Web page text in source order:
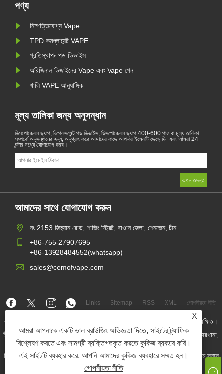
X
আমরা আপনাকে একটি ভাল ব্রাউজিং অভিজ্ঞতা দিতে, সাইটের ট্র্যাফিক
বিশ্লেষণ করতে এবং সামগ্রী ব্যক্তিগতকৃত করতে কুকিজ ব্যবহার করি।
এই সাইটটি ব্যবহার করে, আপনি আমাদের কুকিজ ব্যবহারে সম্মত হন।
গোপনীয়তা নীতি
পণ্য
নিষ্পত্তিযোগ্য Vape
TPD কমপ্লায়েন্ট VAPE
প্রতিস্থাপন পড ডিভাইস
অরিজিনাল ডিজাইনের Vape এবং Vape পেন
খালি VAPE আনুষাঙ্গিক
মূল্য তালিকা জন্য অনুসন্ধান
ডিসপোজেবল ভ্যাপ, রিপ্লেসমেন্ট পড ডিভাইস, ডিসপোজেবল ভ্যাপ 400-600 পাফ বা মূল্য তালিকা
সম্পর্কে অনুসন্ধানের জন্য, অনুগ্রহ করে আমাদের কাছে আপনার ইমেলটি ছেড়ে দিন এবং আমরা 24
ঘন্টার মধ্যে যোগাযোগ করব।
আমাদের সাথে যোগাযোগ করুন
নং 2153 জিহুয়ান রোড, শাজিং স্ট্রিট, বাওান জেলা, শেনজেন, চীন
+86-755-27907695
+86-13928484552(whatsapp)
sales@oemofvape.com
Links Sitemap RSS XML গোপনীয়তা নীতি
কপিরাইট © 2022 অ্যাপলাস প্রিসিশন টেকনোলজি কোং, লিমিটেড। সমস্ত অধিকার সংরক্ষিত।
চীন কার্টরিজ প্রস্তুতকারক, প্রতিস্থাপন পড ডিভাইস, ডিসপোজেবল ভ্যাপ, ওএম ভ্যাপ কারখানা,
বৈদ্যুতিন সিগারেট
নিকোটিন পাউচ পাইকার, নিকোটিন পাউচ সরবরাহকারী, ওএম নিকোটিন পাউচ ফ্যাক্টরি, ওএম স্নাস
ফ্যাক্টরি, নিকোটিন পাউচ, প্রিফিল্ড পোড ডিভাইস,